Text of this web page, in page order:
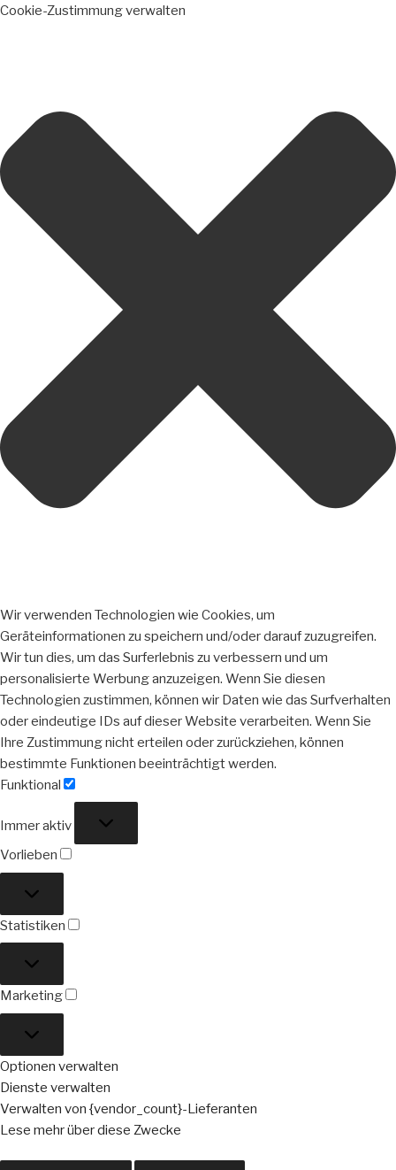
Cookie-Zustimmung verwalten
Wir verwenden Technologien wie Cookies, um
Geräteinformationen zu speichern und/oder darauf zuzugreifen.
Wir tun dies, um das Surferlebnis zu verbessern und um
personalisierte Werbung anzuzeigen. Wenn Sie diesen
Technologien zustimmen, können wir Daten wie das Surfverhalten
oder eindeutige IDs auf dieser Website verarbeiten. Wenn Sie
Ihre Zustimmung nicht erteilen oder zurückziehen, können
bestimmte Funktionen beeinträchtigt werden.
Funktional
Immer aktiv
Vorlieben
Statistiken
Marketing
Optionen verwalten
Dienste verwalten
Verwalten von {vendor_count}-Lieferanten
Lese mehr über diese Zwecke